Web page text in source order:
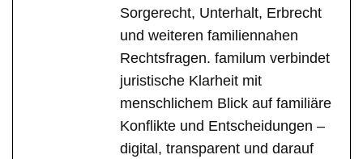
Sorgerecht, Unterhalt, Erbrecht
und weiteren familiennahen
Rechtsfragen. familum verbindet
juristische Klarheit mit
menschlichem Blick auf familiäre
Konflikte und Entscheidungen –
digital, transparent und darauf